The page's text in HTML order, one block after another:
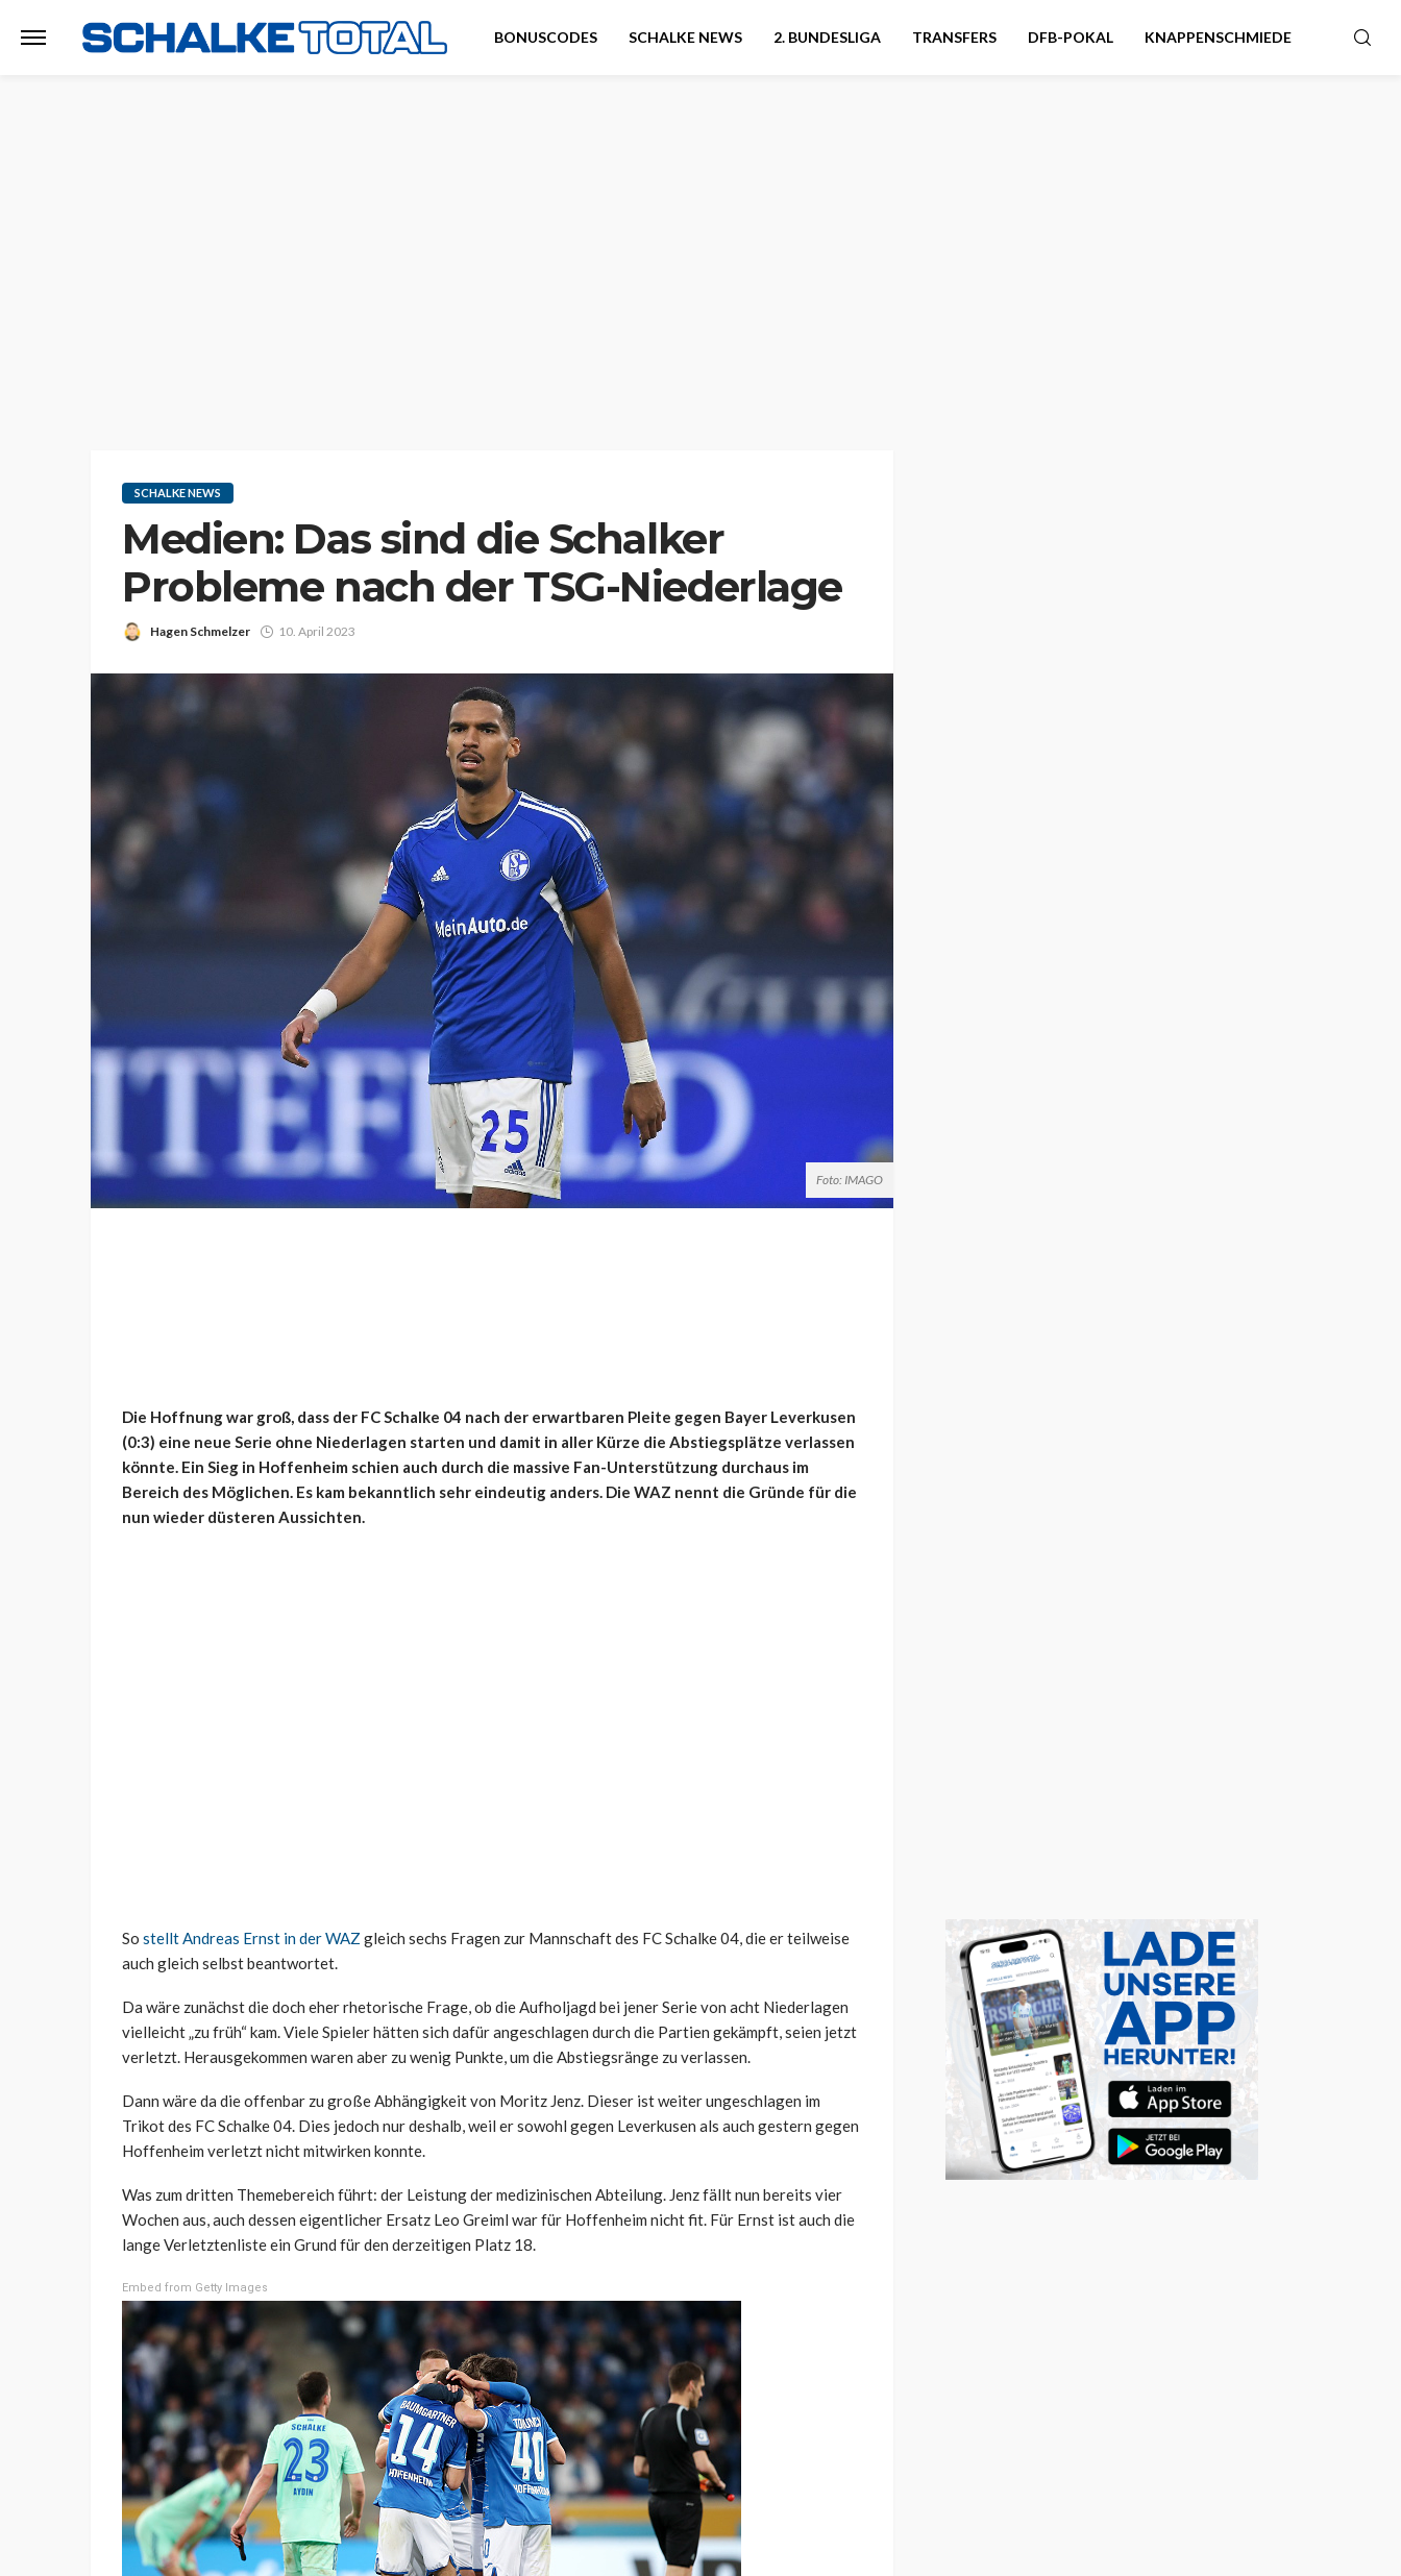
BONUSCODES SCHALKE NEWS 2. BUNDESLIGA TRANSFERS DFB-POKAL KNAPPENSCHMIEDE
SCHALKE NEWS
Medien: Das sind die Schalker
Probleme nach der TSG-Niederlage
Hagen Schmelzer 10. April 2023
Foto: IMAGO
Die Hoffnung war groß, dass der FC Schalke 04 nach der erwartbaren Pleite gegen Bayer Leverkusen
(0:3) eine neue Serie ohne Niederlagen starten und damit in aller Kürze die Abstiegsplätze verlassen
könnte. Ein Sieg in Hoffenheim schien auch durch die massive Fan-Unterstützung durchaus im
Bereich des Möglichen. Es kam bekanntlich sehr eindeutig anders. Die WAZ nennt die Gründe für die
nun wieder düsteren Aussichten.
So stellt Andreas Ernst in der WAZ gleich sechs Fragen zur Mannschaft des FC Schalke 04, die er teilweise
auch gleich selbst beantwortet.
Da wäre zunächst die doch eher rhetorische Frage, ob die Aufholjagd bei jener Serie von acht Niederlagen
vielleicht „zu früh“ kam. Viele Spieler hätten sich dafür angeschlagen durch die Partien gekämpft, seien jetzt
verletzt. Herausgekommen waren aber zu wenig Punkte, um die Abstiegsränge zu verlassen.
Dann wäre da die offenbar zu große Abhängigkeit von Moritz Jenz. Dieser ist weiter ungeschlagen im
Trikot des FC Schalke 04. Dies jedoch nur deshalb, weil er sowohl gegen Leverkusen als auch gestern gegen
Hoffenheim verletzt nicht mitwirken konnte.
Was zum dritten Themebereich führt: der Leistung der medizinischen Abteilung. Jenz fällt nun bereits vier
Wochen aus, auch dessen eigentlicher Ersatz Leo Greiml war für Hoffenheim nicht fit. Für Ernst ist auch die
lange Verletztenliste ein Grund für den derzeitigen Platz 18.
Embed from Getty Images